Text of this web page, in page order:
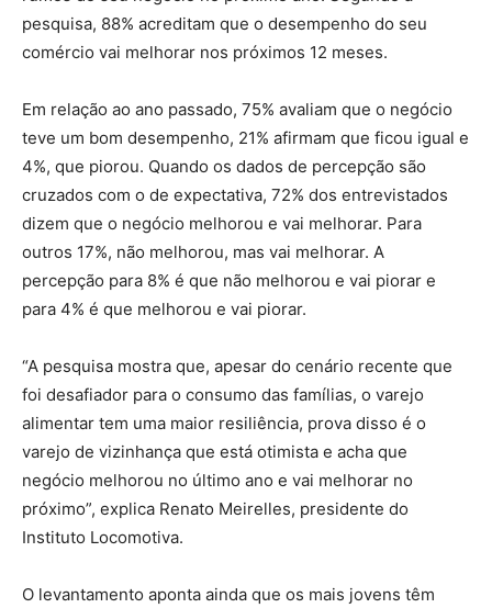
pesquisa, 88% acreditam que o desempenho do seu
comércio vai melhorar nos próximos 12 meses.
Em relação ao ano passado, 75% avaliam que o negócio
teve um bom desempenho, 21% afirmam que ficou igual e
4%, que piorou. Quando os dados de percepção são
cruzados com o de expectativa, 72% dos entrevistados
dizem que o negócio melhorou e vai melhorar. Para
outros 17%, não melhorou, mas vai melhorar. A
percepção para 8% é que não melhorou e vai piorar e
para 4% é que melhorou e vai piorar.
“A pesquisa mostra que, apesar do cenário recente que
foi desafiador para o consumo das famílias, o varejo
alimentar tem uma maior resiliência, prova disso é o
varejo de vizinhança que está otimista e acha que
negócio melhorou no último ano e vai melhorar no
próximo”, explica Renato Meirelles, presidente do
Instituto Locomotiva.
O levantamento aponta ainda que os mais jovens têm